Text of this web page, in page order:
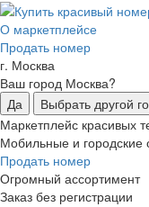
О маркетплейсе
Продать номер
г. Москва
Ваш город Москва?
Да
Выбрать другой
Маркетплейс красивых
Мобильные и городские
Продать номер
Огромный ассортимент
Заказ без регистрации